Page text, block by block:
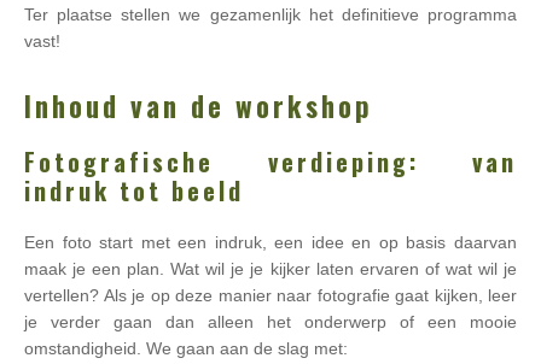
Ter plaatse stellen we gezamenlijk het definitieve programma
vast!
Inhoud van de workshop
Fotografische verdieping: van
indruk tot beeld
Een foto start met een indruk, een idee en op basis daarvan
maak je een plan. Wat wil je je kijker laten ervaren of wat wil je
vertellen? Als je op deze manier naar fotografie gaat kijken, leer
je verder gaan dan alleen het onderwerp of een mooie
omstandigheid. We gaan aan de slag met: